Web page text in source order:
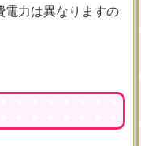
電力は異なりますの